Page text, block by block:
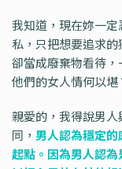
我知道，現在妳一
私，只把想要追求
卻當成廢棄物看待
他們的女人情何以堪
親愛的，我得說男
同， 男人認為穩定
起點。因為男人認